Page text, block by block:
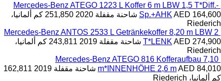
Mercedes-Benz ATEGO 1223
مقفلة2020 251,850 كم ألمانيا،
Mercedes-Benz ANTOS 2533 L
مقفلة 2019 243,811 كم ألمانيا،
Mercedes-Benz
شاحنة مقفلة2019
162,811